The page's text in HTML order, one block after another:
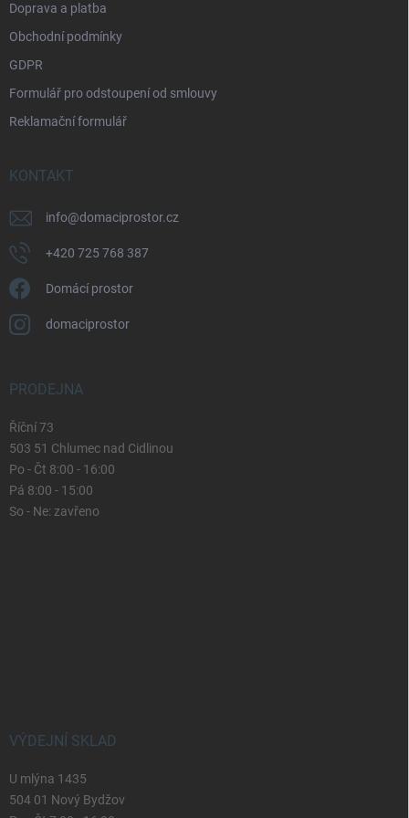
Doprava a platba
Obchodní podmínky
GDPR
Formulář pro odstoupení od smlouvy
Reklamační formulář
KONTAKT
info@domaciprostor.cz
+420 725 768 387
Domácí prostor
domaciprostor
PRODEJNA
Říční 73
503 51 Chlumec nad Cidlinou
Po - Čt 8:00 - 16:00
Pá 8:00 - 15:00
So - Ne: zavřeno
VÝDEJNÍ SKLAD
U mlýna 1435
504 01 Nový Bydžov